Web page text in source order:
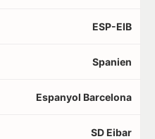
ESP-EIB
Spanien
Espanyol Barcelona
SD Eibar